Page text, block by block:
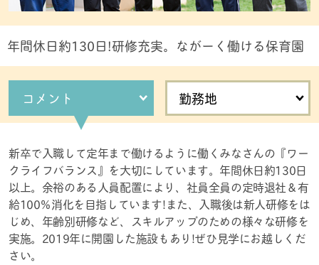
年間休日約130日!研修充実。ながーく働ける保育園
コメント 勤務地
新卒で入職して定年まで働けるように働くみなさんの『ワー
クライフバランス』を大切にしています。年間休日約130日
以上。余裕のある人員配置により、社員全員の定時退社＆有
給100％消化を目指しています!また、入職後は新人研修をは
じめ、年齢別研修など、スキルアップのための様々な研修を
実施。2019年に開園した施設もあり!ぜひ見学にお越しくだ
さい。